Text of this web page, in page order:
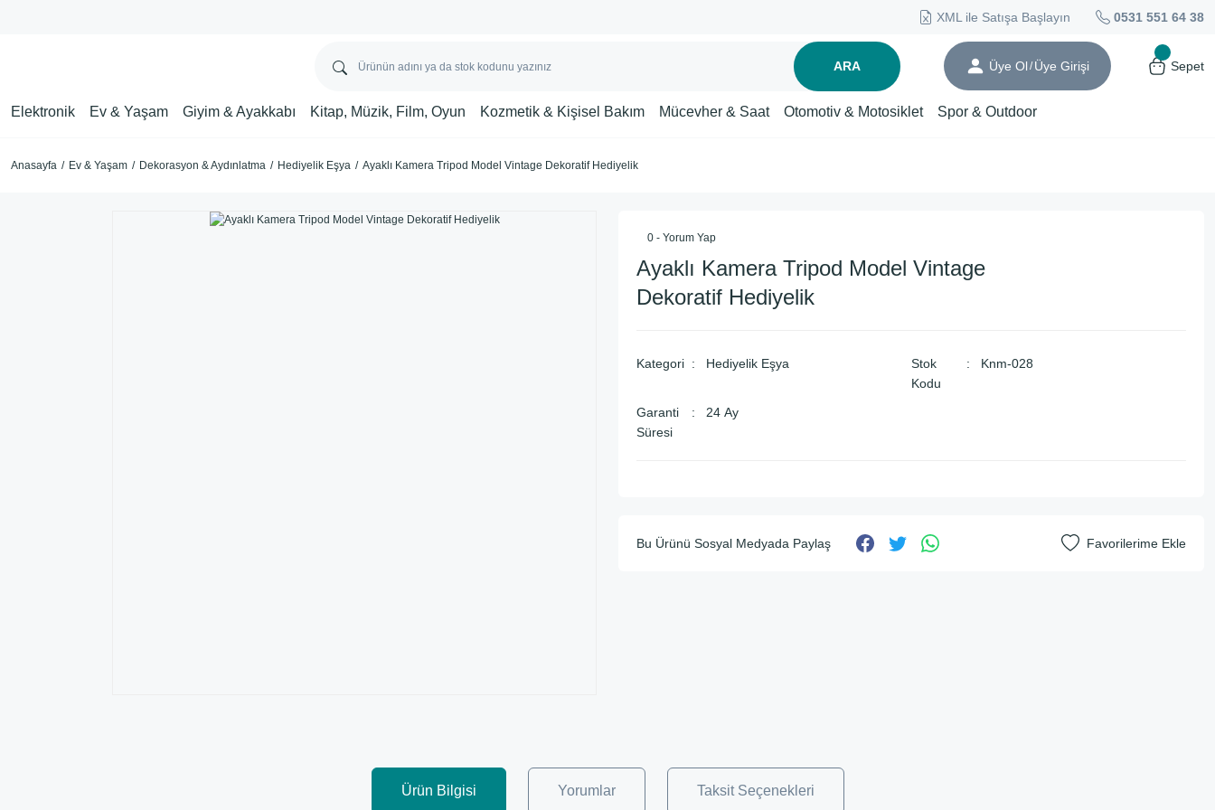
XML ile Satışa Başlayın 0531 551 64 38
ARA Üye Ol/ Üye Girişi Sepet
Elektronik Ev & Yaşam Giyim & Ayakkabı Kitap, Müzik, Film, Oyun Kozmetik & Kişisel Bakım Mücevher & Saat Otomotiv & Motosiklet Spor & Outdoor
Anasayfa Ev & Yaşam Dekorasyon & Aydınlatma Hediyelik Eşya Ayaklı Kamera Tripod Model Vintage Dekoratif Hediyelik
0 - Yorum Yap
Ayaklı Kamera Tripod Model Vintage
Dekoratif Hediyelik
Kategori Hediyelik Eşya
Stok
Kodu
Knm-028
Garanti
Süresi
24 Ay
Bu Ürünü Sosyal Medyada Paylaş
Ürün Bilgisi Yorumlar Taksit Seçenekleri